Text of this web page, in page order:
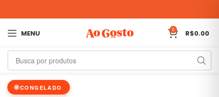
MENU 0 R$0.00
CONGELADO